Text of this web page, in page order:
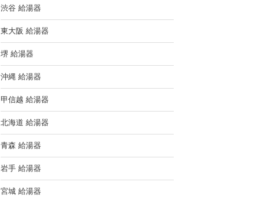
渋谷 給湯器
東大阪 給湯器
堺 給湯器
沖縄 給湯器
甲信越 給湯器
北海道 給湯器
青森 給湯器
岩手 給湯器
宮城 給湯器